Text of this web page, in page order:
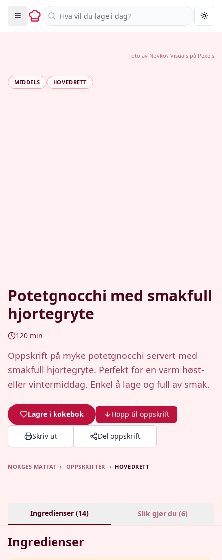
Søk i oppskrifter
MIDDELS HOVEDRETT
Potetgnocchi med smakfull
hjortegryte
120 min
Oppskrift på myke potetgnocchi servert med
smakfull hjortegryte. Perfekt for en varm høst-
eller vintermiddag. Enkel å lage og full av smak.
Lagre i kokebok Hopp til oppskrift
Skriv ut Del oppskrift
Foto av Novkov Visuals på Pexels
NORGES MATFAT › OPPSKRIFTER › HOVEDRETT
Ingredienser (14) Slik gjør du (6)
Ingredienser